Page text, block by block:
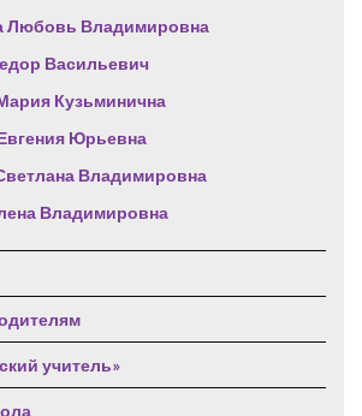
Любовь Владимировна
Васильевич
Кузьминична
Юрьевна
Владимировна
Владимировна
учитель»